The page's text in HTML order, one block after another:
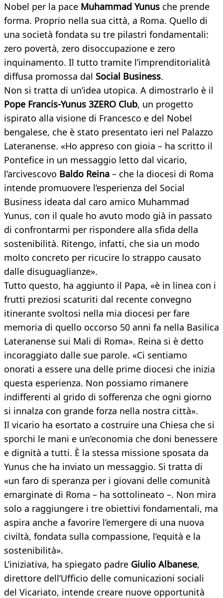
Nobel per la pace Muhammad Yunus che prende
forma. Proprio nella sua città, a Roma. Quello di
una società fondata su tre pilastri fondamentali:
zero povertà, zero disoccupazione e zero
inquinamento. Il tutto tramite l’imprenditorialità
diffusa promossa dal Social Business.
Non si tratta di un’idea utopica. A dimostrarlo è il
Pope Francis-Yunus 3ZERO Club, un progetto
ispirato alla visione di Francesco e del Nobel
bengalese, che è stato presentato ieri nel Palazzo
Lateranense. «Ho appreso con gioia – ha scritto il
Pontefice in un messaggio letto dal vicario,
l’arcivescovo Baldo Reina – che la diocesi di Roma
intende promuovere l’esperienza del Social
Business ideata dal caro amico Muhammad
Yunus, con il quale ho avuto modo già in passato
di confrontarmi per rispondere alla sfida della
sostenibilità. Ritengo, infatti, che sia un modo
molto concreto per ricucire lo strappo causato
dalle disuguaglianze».
Tutto questo, ha aggiunto il Papa, «è in linea con i
frutti preziosi scaturiti dal recente convegno
itinerante svoltosi nella mia diocesi per fare
memoria di quello occorso 50 anni fa nella Basilica
Lateranense sui Mali di Roma». Reina si è detto
incoraggiato dalle sue parole. «Ci sentiamo
onorati a essere una delle prime diocesi che inizia
questa esperienza. Non possiamo rimanere
indifferenti al grido di sofferenza che ogni giorno
si innalza con grande forza nella nostra città».
Il vicario ha esortato a costruire una Chiesa che si
sporchi le mani e un’economia che doni benessere
e dignità a tutti. È la stessa missione sposata da
Yunus che ha inviato un messaggio. Si tratta di
«un faro di speranza per i giovani delle comunità
emarginate di Roma – ha sottolineato –. Non mira
solo a raggiungere i tre obiettivi fondamentali, ma
aspira anche a favorire l’emergere di una nuova
civiltà, fondata sulla compassione, l’equità e la
sostenibilità».
L’iniziativa, ha spiegato padre Giulio Albanese,
direttore dell’Ufficio delle comunicazioni sociali
del Vicariato, intende creare nuove opportunità